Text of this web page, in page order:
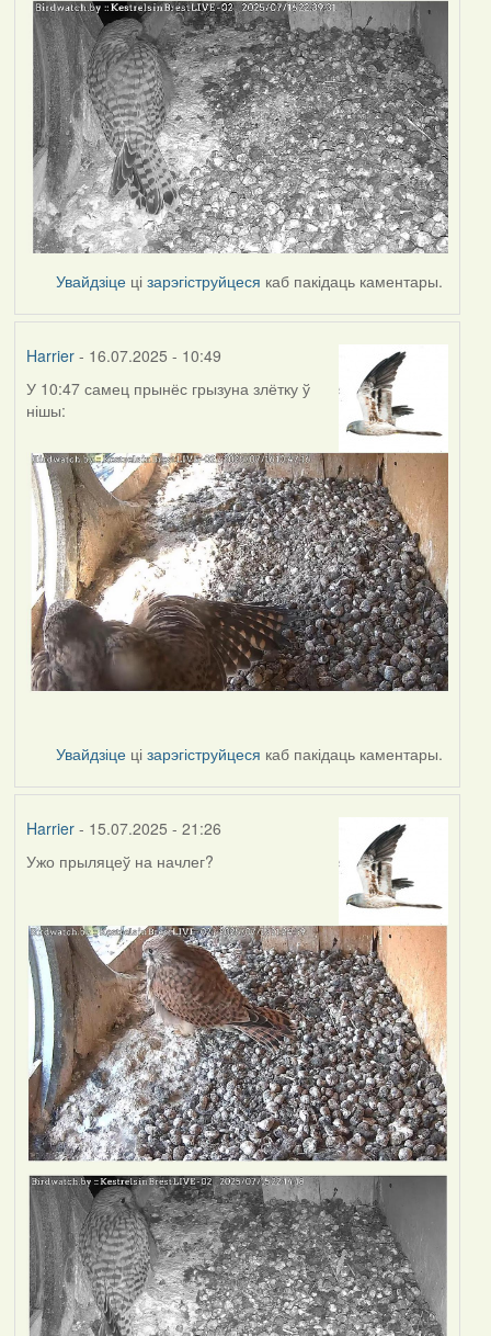
Увайдзіце цізарэгіструйцеся каб пакідаць каментары.
Harrier- 16.07.2025 - 10:49
У 10:47 самец прынёс грызуна злётку ў
нішы:
Увайдзіце цізарэгіструйцеся каб пакідаць каментары.
Harrier- 15.07.2025 - 21:26
Ужо прыляцеў на начлег?